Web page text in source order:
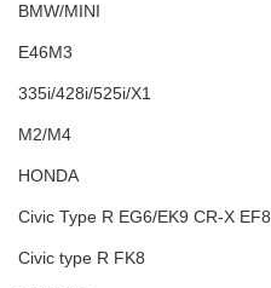
BMW/MINI
E46M3
335i/428i/525i/X1
M2/M4
HONDA
Civic Type R EG6/EK9 CR-X EF8
Civic type R FK8